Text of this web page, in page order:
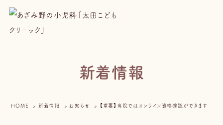
新着情報
HOME 新着情報 お知らせ 【重要】当院ではオンライン資格確認ができます